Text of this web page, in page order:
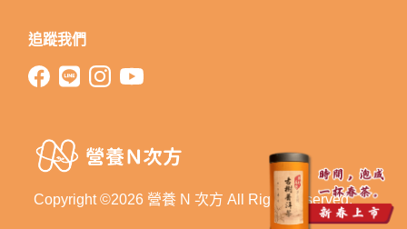
Copyright ©2026 營養 N 次方 All Right Reserved.
追蹤我們